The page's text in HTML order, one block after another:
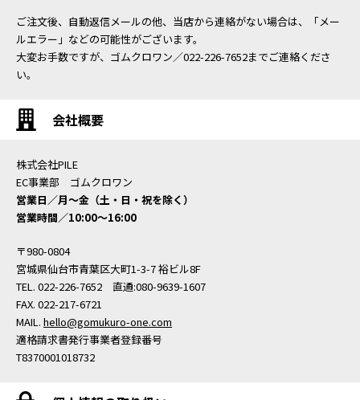
ご注文後、自動返信メールの他、当店から連絡がない場合は、「メー
ルエラー」などの可能性がございます。
大変お手数ですが、ゴムクロワン／022-226-7652までご連絡くださ
い。
会社概要
株式会社PILE
EC事業部 ゴムクロワン
営業日／月〜金（土・日・祝を除く）
営業時間／10:00〜16:00
〒980-0804
宮城県仙台市青葉区大町1-3-7 裕ビル8F
TEL. 022-226-7652 直通:080-9639-1607
FAX. 022-217-6721
MAIL. hello@gomukuro-one.com
適格請求書発行事業者登録番号
T8370001018732